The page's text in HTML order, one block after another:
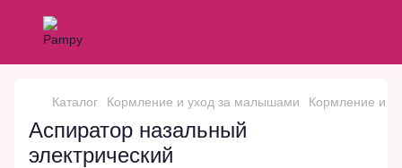
Каталог Кормление и уход за малышами Кормление и
Аспиратор назальный
электрический